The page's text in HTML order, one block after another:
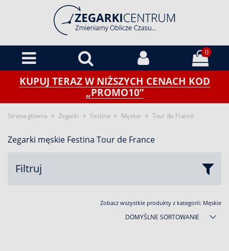
0
KUPUJ TERAZ W NIŻSZYCH CENACH KOD
„PROMO10”
Strona główna » Zegarki » Festina » Męskie » Tour de France
Zegarki męskie Festina Tour de France
Filtruj
Zobacz wszystkie produkty z kategorii: Męskie
DOMYŚLNE SORTOWANIE